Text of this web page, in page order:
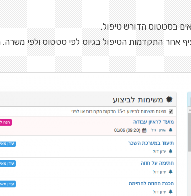
בסטטוס הדורש טיפול.
אחר התקדמות הטיפול בגיוס לפי סטטוס ולפי משרה.